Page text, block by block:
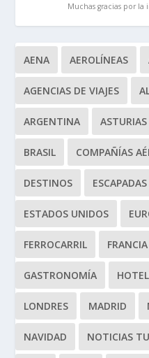
Muchas gracias por la
AENA AEROLÍNEAS
AGENCIAS DE VIAJES
ARGENTINA ASTURIAS
BRASIL COMPAÑÍAS
DESTINOS ESCAPADAS
ESTADOS UNIDOS
FERROCARRIL FRANCIA
GASTRONOMÍA
LONDRES MADRID
NAVIDAD NOTICIAS